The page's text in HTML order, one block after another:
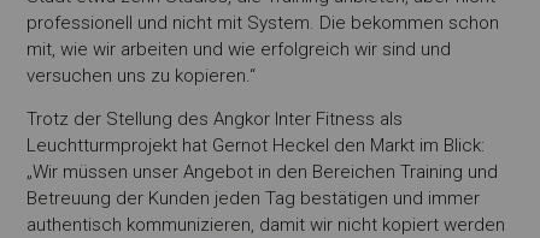
professionell und nicht mit System. Die bekommen schon
mit, wie wir arbeiten und wie erfolgreich wir sind und
versuchen uns zu kopieren.“
Trotz der Stellung des Angkor Inter Fitness als
Leuchtturmprojekt hat Gernot Heckel den Markt im Blick:
„Wir müssen unser Angebot in den Bereichen Training und
Betreuung der Kunden jeden Tag bestätigen und immer
authentisch kommunizieren, damit wir nicht kopiert werden